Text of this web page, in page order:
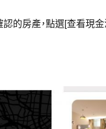
的房產，點選[查看現